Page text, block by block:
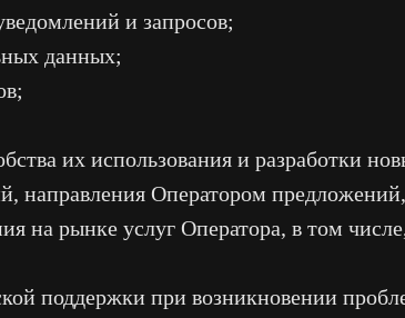
и запросов;
данных;
их использования и разработки
направления Оператором
на рынке услуг Оператора, в том
поддержки при возникновении